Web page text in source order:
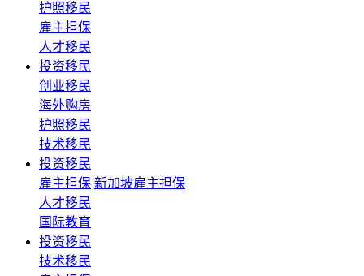
护照移民
雇主担保
人才移民
投资移民
创业移民
海外购房
护照移民
技术移民
投资移民
雇主担保 新加坡雇主担保
人才移民
国际教育
投资移民
技术移民